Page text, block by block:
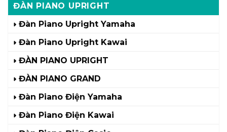
ĐÀN PIANO UPRIGHT
Đàn Piano Upright Yamaha
Đàn Piano Upright Kawai
ĐÀN PIANO UPRIGHT
ĐÀN PIANO GRAND
Đàn Piano Điện Yamaha
Đàn Piano Điện Kawai